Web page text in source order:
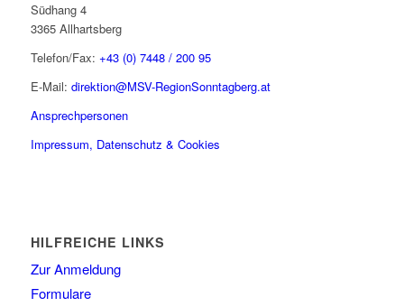
Südhang 4
3365 Allhartsberg
Telefon/Fax: +43 (0) 7448 / 200 95
E-Mail: direktion@MSV-RegionSonntagberg.at
Ansprechpersonen
Impressum, Datenschutz & Cookies
HILFREICHE LINKS
Zur Anmeldung
Formulare